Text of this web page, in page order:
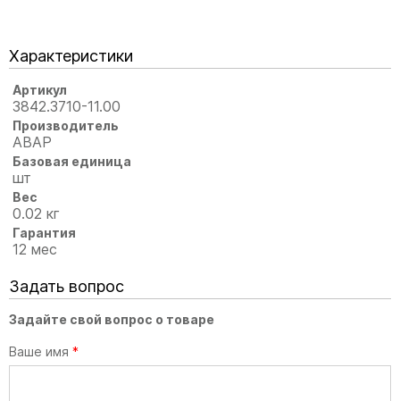
Характеристики
Артикул
3842.3710-11.00
Производитель
АВАР
Базовая единица
шт
Вес
0.02 кг
Гарантия
12 мес
Задать вопрос
Задайте свой вопрос о товаре
Ваше имя *